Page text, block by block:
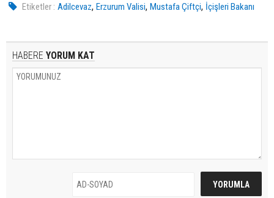
Etiketler : Adilcevaz,Erzurum Valisi,Mustafa Çiftçi, İçişleri Bakanı
HABERE YORUM KAT